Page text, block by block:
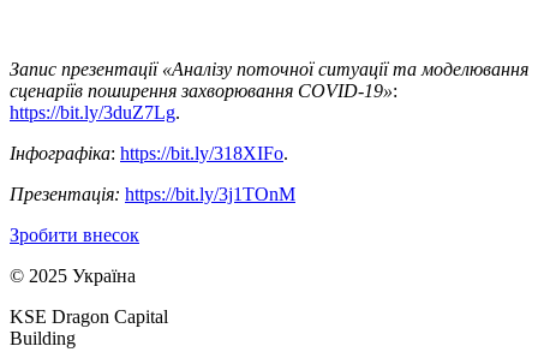
Запис презентації «Аналізу поточної ситуації та моделювання
сценаріїв поширення захворювання COVID-19»:
https://bit.ly/3duZ7Lg.
Інфографіка: https://bit.ly/318XIFo.
Презентація: https://bit.ly/3j1TOnM
Зробити внесок
© 2025 Україна
KSE Dragon Capital
Building